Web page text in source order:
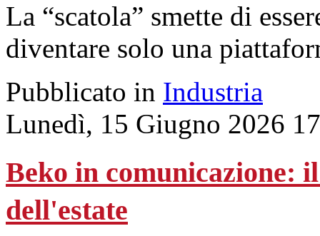
La “scatola” smette di
diventare solo una
Pubblicato in Industria
Lunedì, 15 Giugno 2026
Beko in comunicazione:
dell'estate